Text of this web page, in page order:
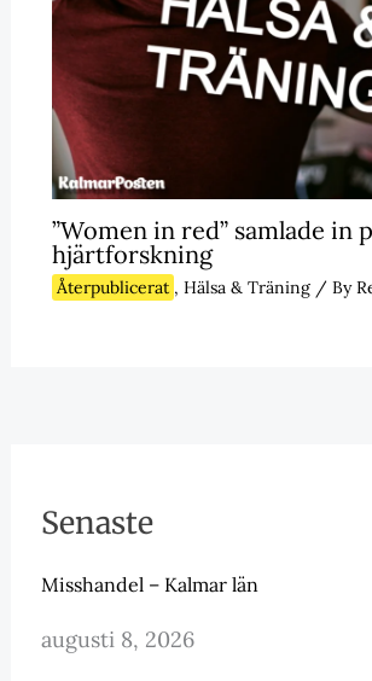
”Women in red” samlade in
hjärtforskning
Återpublicerat , Hälsa & Träning/ By
Senaste
Misshandel – Kalmar län
augusti 8, 2026